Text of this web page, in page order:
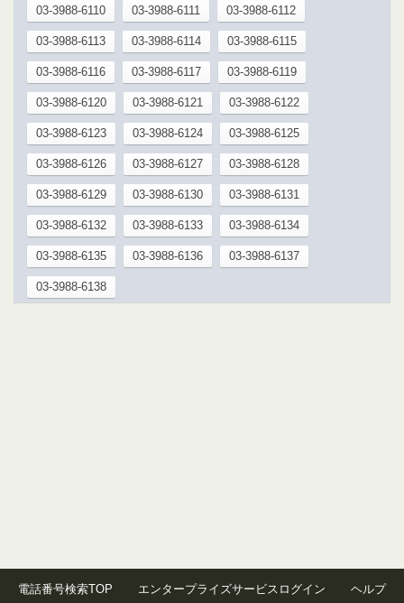
03-3988-6110 03-3988-6111 03-3988-6112
03-3988-6113 03-3988-6114 03-3988-6115
03-3988-6116 03-3988-6117 03-3988-6119
03-3988-6120 03-3988-6121 03-3988-6122
03-3988-6123 03-3988-6124 03-3988-6125
03-3988-6126 03-3988-6127 03-3988-6128
03-3988-6129 03-3988-6130 03-3988-6131
03-3988-6132 03-3988-6133 03-3988-6134
03-3988-6135 03-3988-6136 03-3988-6137
03-3988-6138
電話番号検索TOP エンタープライズサービスログイン ヘルプ